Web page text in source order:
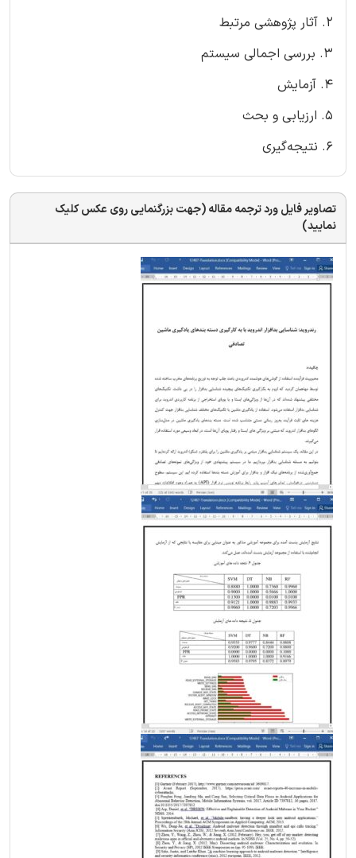
2. آثار پژوهشی مرتبط
3. بررسی اجمالی سیستم
4. آزمایش
5. ارزیابی و بحث
6. نتیجه‌گیری
تصاویر فایل ورد ترجمه مقاله (جهت بزرگنمایی روی عکس کلیک
نمایید)